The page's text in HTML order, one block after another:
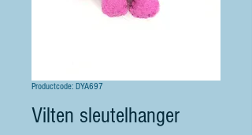
Productcode: DYA697
Vilten sleutelhanger